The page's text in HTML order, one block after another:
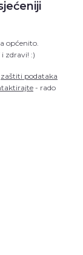
općenito.
zdravi! :)
zaštiti podataka
- rado